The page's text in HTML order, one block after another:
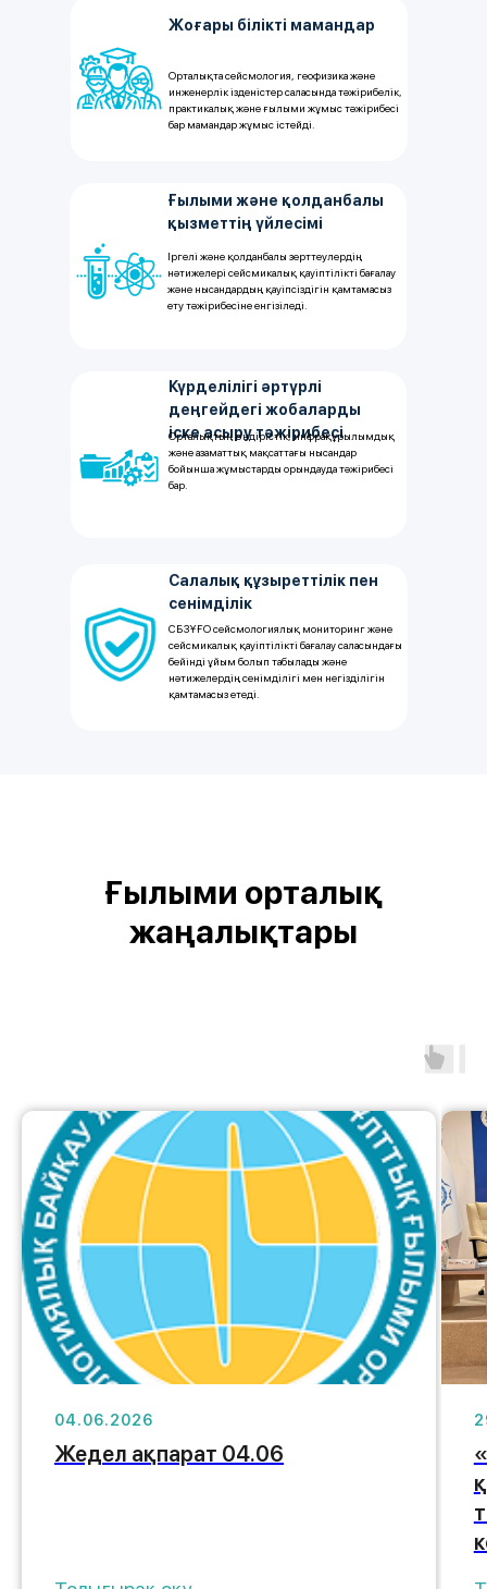
Ғылыми және қолданбалы
қызметтің үйлесімі
Іргелі және қолданбалы зерттеулердің
нәтижелері сейсмикалық қауіптілікті бағалау
және нысандардың қауіпсіздігін қамтамасыз
ету тәжірибесіне енгізіледі.
Жоғары білікті мамандар
Орталықта сейсмология, геофизика және
инженерлік ізденістер саласында тәжірибелік,
практикалық және ғылыми жұмыс тәжірибесі
бар мамандар жұмыс істейді.
Күрделілігі әртүрлі
деңгейдегі жобаларды
іске асыру тәжірибесі
Орталықтың өндірістік, инфрақұрылымдық
және азаматтық мақсаттағы нысандар
бойынша жұмыстарды орындауда тәжірибесі
бар.
Салалық құзыреттілік пен
сенімділік
СБЗҰҒО сейсмологиялық мониторинг және
сейсмикалық қауіптілікті бағалау саласындағы
бейінді ұйым болып табылады және
нәтижелердің сенімділігі мен негізділігін
қамтамасыз етеді.
Ғылыми орталық
жаңалықтары
04.06.2026
Жедел ақпарат 04.06